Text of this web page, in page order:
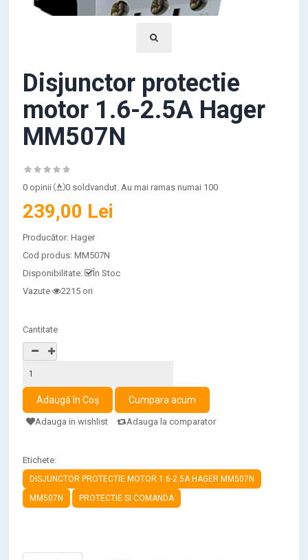
Disjunctor protectie
motor 1.6-2.5A Hager
MM507N
0 opinii 0 soldvandut. Au mai ramas numai 100
239,00 Lei
Producător:Hager
Cod produs:MM507N
Disponibilitate:
În Stoc
Vazute
2215 ori
Cantitate
Adauga in wishlist Adauga la comparator
Etichete:
DISJUNCTOR PROTECTIE MOTOR 1.6-2.5A HAGER MM507N
MM507N
PROTECTIE SI COMANDA